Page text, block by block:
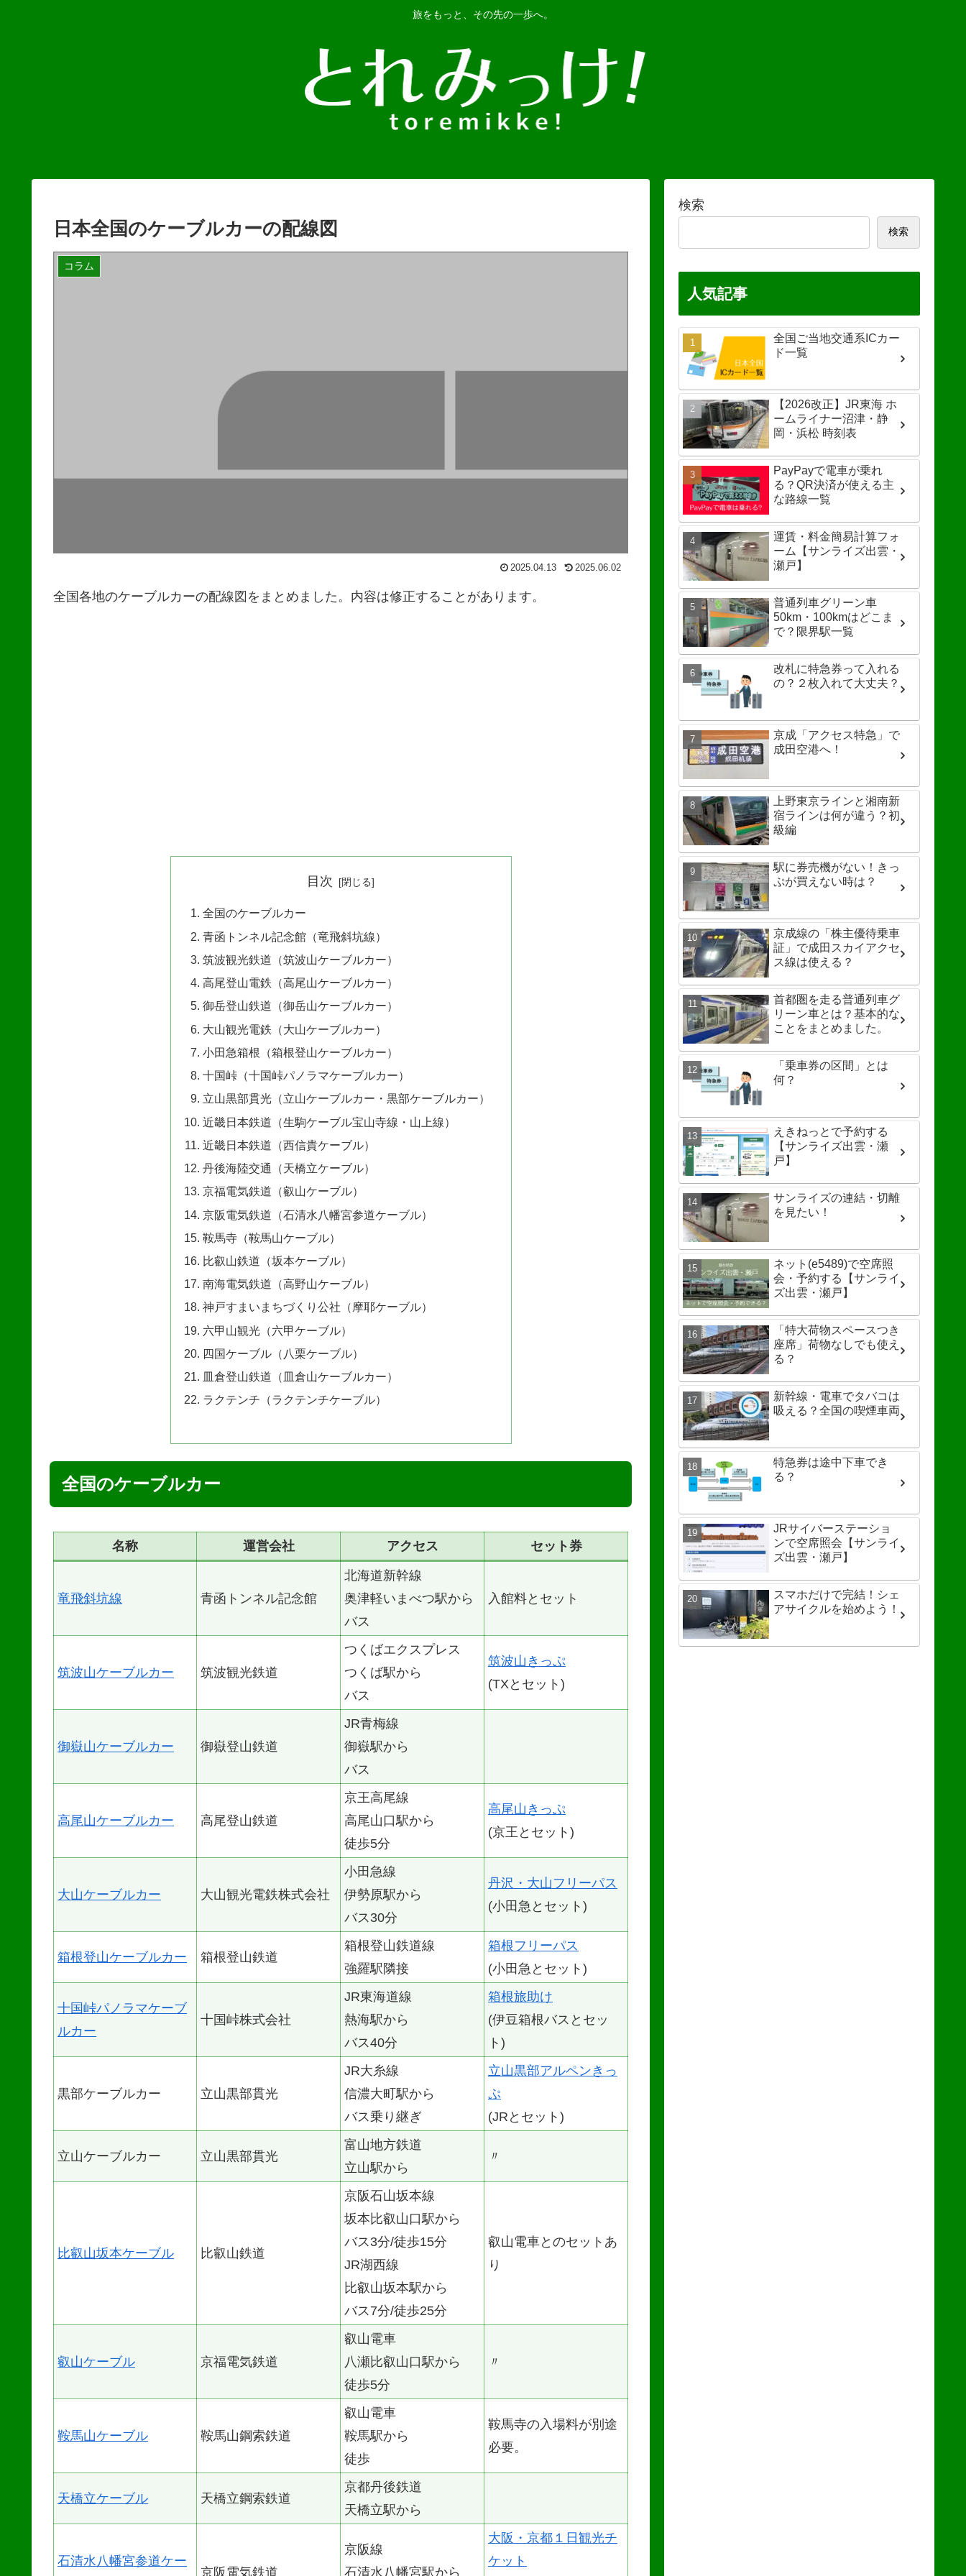
旅をもっと、その先の一歩へ。
日本全国のケーブルカーの配線図
コラム
2025.04.13 2025.06.02
全国各地のケーブルカーの配線図をまとめました。内容は修正することがあります。
目次
全国のケーブルカー
青函トンネル記念館（竜飛斜坑線）
筑波観光鉄道（筑波山ケーブルカー）
高尾登山電鉄（高尾山ケーブルカー）
御岳登山鉄道（御岳山ケーブルカー）
大山観光電鉄（大山ケーブルカー）
小田急箱根（箱根登山ケーブルカー）
十国峠（十国峠パノラマケーブルカー）
立山黒部貫光（立山ケーブルカー・黒部ケーブルカー）
近畿日本鉄道（生駒ケーブル宝山寺線・山上線）
近畿日本鉄道（西信貴ケーブル）
丹後海陸交通（天橋立ケーブル）
京福電気鉄道（叡山ケーブル）
京阪電気鉄道（石清水八幡宮参道ケーブル）
鞍馬寺（鞍馬山ケーブル）
比叡山鉄道（坂本ケーブル）
南海電気鉄道（高野山ケーブル）
神戸すまいまちづくり公社（摩耶ケーブル）
六甲山観光（六甲ケーブル）
四国ケーブル（八栗ケーブル）
皿倉登山鉄道（皿倉山ケーブルカー）
ラクテンチ（ラクテンチケーブル）
全国のケーブルカー
名称 運営会社 アクセス セット券
竜飛斜坑線 青函トンネル記念館
北海道新幹線
奥津軽いまべつ駅から
バス
入館料とセット
筑波山ケーブルカー 筑波観光鉄道
つくばエクスプレス
つくば駅から
バス
筑波山きっぷ
(TXとセット)
御嶽山ケーブルカー 御嶽登山鉄道
JR青梅線
御嶽駅から
バス
高尾山ケーブルカー 高尾登山鉄道
京王高尾線
高尾山口駅から
徒歩5分
高尾山きっぷ
(京王とセット)
大山ケーブルカー 大山観光電鉄株式会社
小田急線
伊勢原駅から
バス30分
丹沢・大山フリーパス
(小田急とセット)
箱根登山ケーブルカー 箱根登山鉄道
箱根登山鉄道線
強羅駅隣接
箱根フリーパス
(小田急とセット)
十国峠パノラマケーブ
ルカー
十国峠株式会社
JR東海道線
熱海駅から
バス40分
箱根旅助け
(伊豆箱根バスとセッ
ト)
黒部ケーブルカー 立山黒部貫光
JR大糸線
信濃大町駅から
バス乗り継ぎ
立山黒部アルペンきっ
ぷ
(JRとセット)
立山ケーブルカー 立山黒部貫光
富山地方鉄道
立山駅から
〃
比叡山坂本ケーブル 比叡山鉄道
京阪石山坂本線
坂本比叡山口駅から
バス3分/徒歩15分
JR湖西線
比叡山坂本駅から
バス7分/徒歩25分
叡山電車とのセットあ
り
叡山ケーブル 京福電気鉄道
叡山電車
八瀬比叡山口駅から
徒歩5分
〃
鞍馬山ケーブル 鞍馬山鋼索鉄道
叡山電車
鞍馬駅から
徒歩
鞍馬寺の入場料が別途
必要。
天橋立ケーブル 天橋立鋼索鉄道
京都丹後鉄道
天橋立駅から
石清水八幡宮参道ケー
京阪電気鉄道
京阪線
石清水八幡宮駅から
大阪・京都１日観光チ
ケット
検索
検索
人気記事
全国ご当地交通系ICカー
ド一覧
【2026改正】JR東海 ホ
ームライナー沼津・静
岡・浜松 時刻表
PayPayで電車が乗れ
る？QR決済が使える主
な路線一覧
運賃・料金簡易計算フォ
ーム【サンライズ出雲・
瀬戸】
普通列車グリーン車
50km・100kmはどこま
で？限界駅一覧
改札に特急券って入れる
の？２枚入れて大丈夫？
京成「アクセス特急」で
成田空港へ！
上野東京ラインと湘南新
宿ラインは何が違う？初
級編
駅に券売機がない！きっ
ぷが買えない時は？
京成線の「株主優待乗車
証」で成田スカイアクセ
ス線は使える？
首都圏を走る普通列車グ
リーン車とは？基本的な
ことをまとめました。
「乗車券の区間」とは
何？
えきねっとで予約する
【サンライズ出雲・瀬
戸】
サンライズの連結・切離
を見たい！
ネット(e5489)で空席照
会・予約する【サンライ
ズ出雲・瀬戸】
「特大荷物スペースつき
座席」荷物なしでも使え
る？
新幹線・電車でタバコは
吸える？全国の喫煙車両
特急券は途中下車でき
る？
JRサイバーステーショ
ンで空席照会【サンライ
ズ出雲・瀬戸】
スマホだけで完結！シェ
アサイクルを始めよう！